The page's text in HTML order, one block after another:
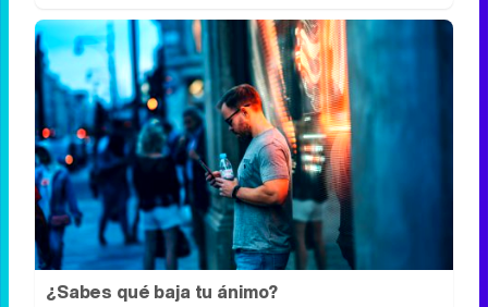
Tu memoria y la música
Esa canción antigua que no olvidas tiene
una explicación